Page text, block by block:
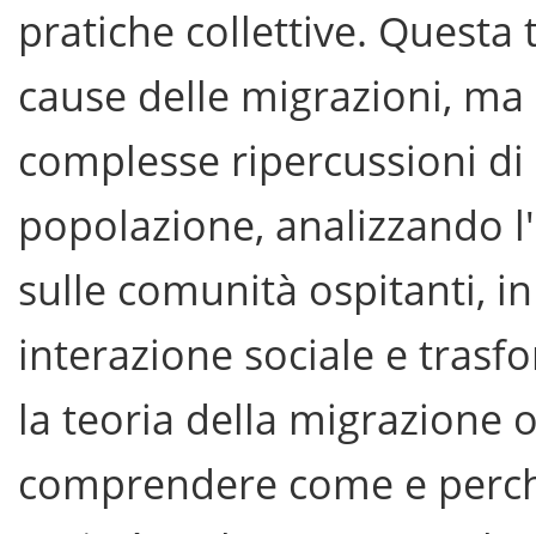
pratiche collettive.
cause delle migrazioni,
complesse ripercussioni
popolazione, analizzando
sulle comunità ospitanti,
interazione sociale e
la teoria della migrazione
comprendere come e